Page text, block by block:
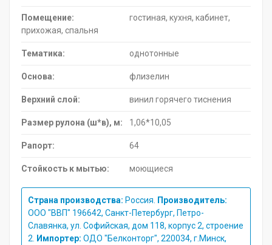
Помещение:
гостиная, кухня, кабинет,
прихожая, спальня
Тематика: однотонные
Основа: флизелин
Верхний слой: винил горячего тиснения
Размер рулона (ш*в), м: 1,06*10,05
Рапорт: 64
Стойкость к мытью: моющиеся
Страна производства: Россия.
Производитель:
ООО "ВВП" 196642, Санкт-Петербург, Петро-
Славянка, ул. Софийская, дом 118, корпус 2, строение
2.
Импортер: ОДО "Белконторг", 220034, г.Минск,